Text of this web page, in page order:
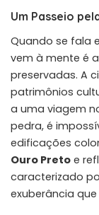
Um Passeio
Quando se fala
vem à mente é
preservadas. A
patrimônios
a uma viagem
pedra, é
edificações
Ouro Preto e
caracterizado
exuberância